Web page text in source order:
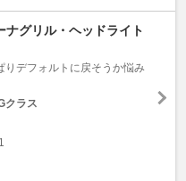
ナグリル・ヘッドライト
りデフォルトに戻そうか悩み
クラス